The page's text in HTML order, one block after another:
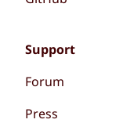
Support
Forum
Press